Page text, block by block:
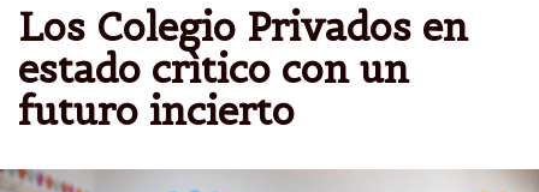
Los Colegio Privados en
estado crìtico con un
futuro incierto